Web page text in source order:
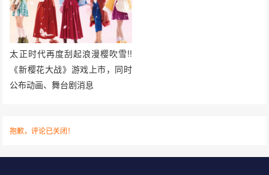
太正时代再度刮起浪漫樱吹雪!!
《新樱花大战》游戏上市，同时
公布动画、舞台剧消息
抱歉，评论已关闭！